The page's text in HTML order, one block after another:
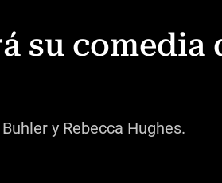
su comedia
y Rebecca Hughes.